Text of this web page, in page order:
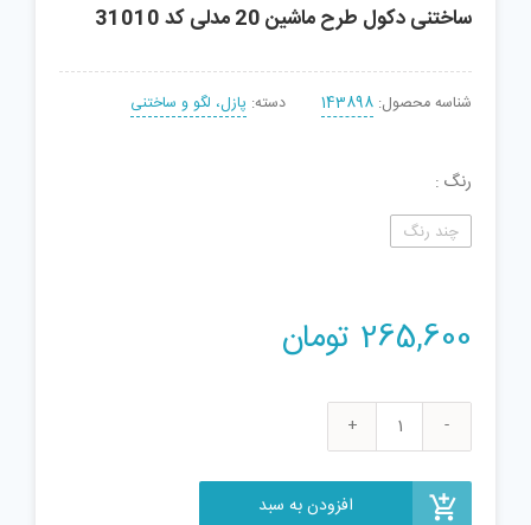
ساختنی دکول طرح ماشین 20 مدلی کد 31010
شناسه محصول: 143898 دسته: پازل، لگو و ساختنی
رنگ
چند رنگ
265,600 تومان
ساختنی
افزودن به سبد